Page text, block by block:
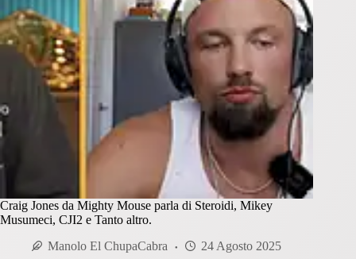
Craig Jones da Mighty Mouse parla di Steroidi, Mikey
Musumeci, CJI2 e Tanto altro.
Manolo El ChupaCabra
24 Agosto 2025